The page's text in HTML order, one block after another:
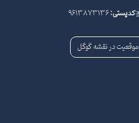
کدپستی:9613873136
موقعیت در نقشه گوگل